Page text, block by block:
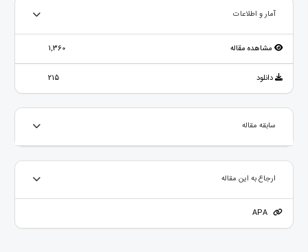
آمار و اطلاعات
مشاهده مقاله 1,360
دانلود 215
سابقه مقاله
ارجاع به این مقاله
APA